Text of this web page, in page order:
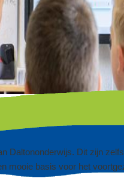
Daltononderwijs. Dit zijn
mooie basis voor het